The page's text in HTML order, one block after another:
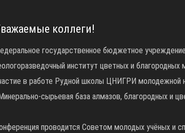
коллеги!
государственное бюджетное
институт цветных и
в работе Рудной школы ЦНИГРИ молодежной
сырьевая база алмазов, благородных и
проводится Советом молодых учёных и